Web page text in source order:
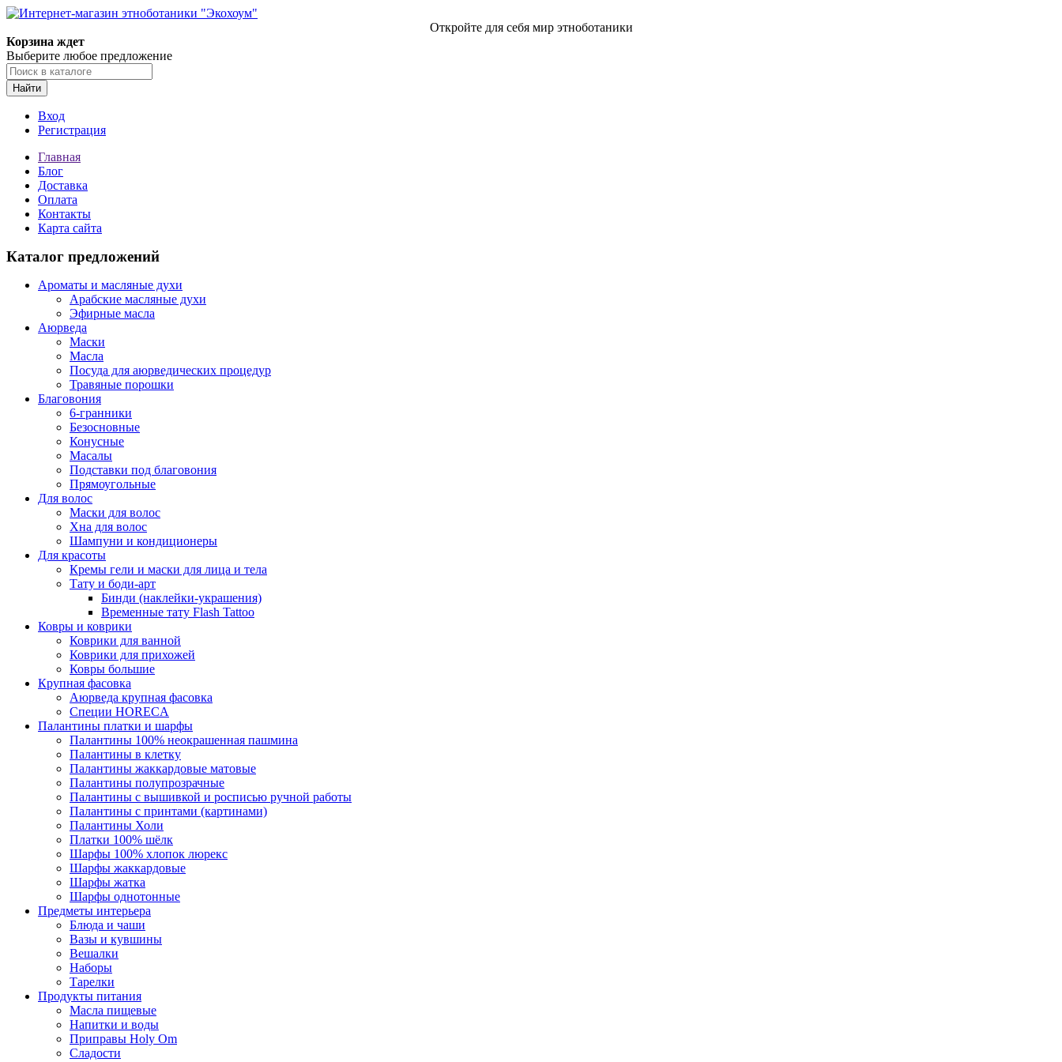
Откройте для себя мир этноботаники
Корзина ждет
Выберите любое предложение
Найти
Вход
Регистрация
Главная
Блог
Доставка
Оплата
Контакты
Карта сайта
Каталог предложений
Ароматы и масляные духи
Арабские масляные духи
Эфирные масла
Аюрведа
Маски
Масла
Посуда для аюрведических процедур
Травяные порошки
Благовония
6-гранники
Безосновные
Конусные
Масалы
Подставки под благовония
Прямоугольные
Для волос
Маски для волос
Хна для волос
Шампуни и кондиционеры
Для красоты
Кремы гели и маски для лица и тела
Тату и боди-арт
Бинди (наклейки-украшения)
Временные тату Flash Tattoo
Ковры и коврики
Коврики для ванной
Коврики для прихожей
Ковры большие
Крупная фасовка
Аюрведа крупная фасовка
Специи HORECA
Палантины платки и шарфы
Палантины 100% неокрашенная пашмина
Палантины в клетку
Палантины жаккардовые матовые
Палантины полупрозрачные
Палантины с вышивкой и росписью ручной работы
Палантины с принтами (картинами)
Палантины Холи
Платки 100% шёлк
Шарфы 100% хлопок люрекс
Шарфы жаккардовые
Шарфы жатка
Шарфы однотонные
Предметы интерьера
Блюда и чаши
Вазы и кувшины
Вешалки
Наборы
Тарелки
Продукты питания
Масла пищевые
Напитки и воды
Приправы Holy Om
Сладости